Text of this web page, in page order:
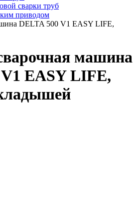
сварки труб
приводом
DELTA 500 V1 EASY LIFE,
машина
EASY LIFE,